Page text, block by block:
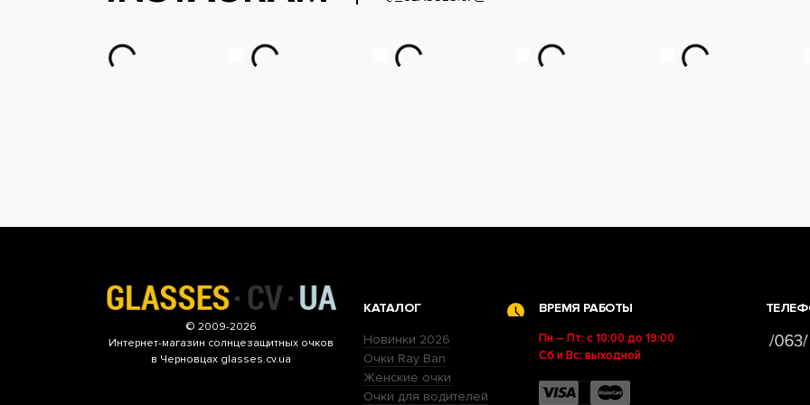
© 2009-2026
Интернет-магазин солнцезащитных очков
в Черновцах glasses.cv.ua
КАТАЛОГ
Новинки 2026
Очки Ray Ban
Женские очки
Очки для водителей
ВРЕМЯ РАБОТЫ
Пн – Пт: с 10:00 до 19:00
Сб и Вс: выходной